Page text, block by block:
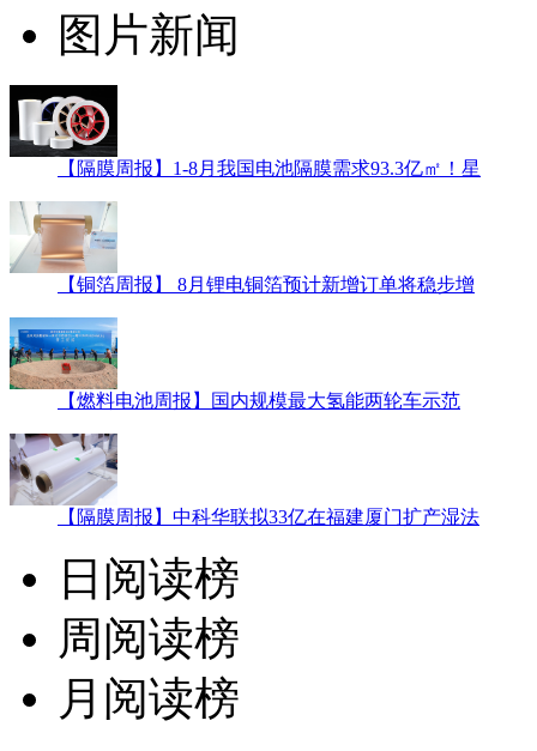
图片新闻
【隔膜周报】1-8月我国电池隔膜需求93.3亿㎡！星
【铜箔周报】 8月锂电铜箔预计新增订单将稳步增
【燃料电池周报】国内规模最大氢能两轮车示范
【隔膜周报】中科华联拟33亿在福建厦门扩产湿法
日阅读榜
周阅读榜
月阅读榜